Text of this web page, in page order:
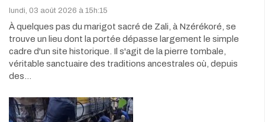
lundi, 03 août 2026 à 15h:15
À quelques pas du marigot sacré de Zali, à Nzérékoré, se
trouve un lieu dont la portée dépasse largement le simple
cadre d'un site historique. Il s'agit de la pierre tombale,
véritable sanctuaire des traditions ancestrales où, depuis
des…